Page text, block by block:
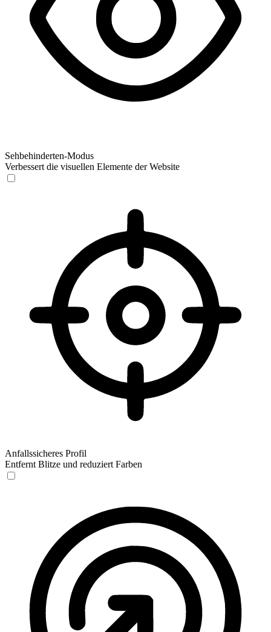
Sehbehinderten-Modus
Verbessert die visuellen Elemente der Website
Anfallssicheres Profil
Entfernt Blitze und reduziert Farben